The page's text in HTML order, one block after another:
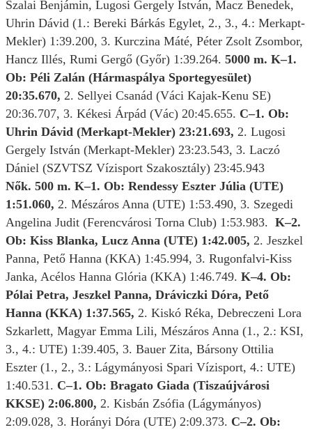
Szalai Benjámin, Lugosi Gergely István, Macz Benedek,
Uhrin Dávid (1.: Bereki Bárkás Egylet, 2., 3., 4.: Merkapt-
Mekler) 1:39.200, 3. Kurczina Máté, Péter Zsolt Zsombor,
Hancz Illés, Rumi Gergő (Győr) 1:39.264. 5000 m. K–1.
Ob: Péli Zalán (Hármaspálya Sportegyesület)
20:35.670, 2. Sellyei Csanád (Váci Kajak-Kenu SE)
20:36.707, 3. Kékesi Árpád (Vác) 20:45.655. C–1. Ob:
Uhrin Dávid (Merkapt-Mekler) 23:21.693, 2. Lugosi
Gergely István (Merkapt-Mekler) 23:23.543, 3. Laczó
Dániel (SZVTSZ Vízisport Szakosztály) 23:45.943
Nők. 500 m. K–1. Ob: Rendessy Eszter Júlia (UTE)
1:51.060, 2. Mészáros Anna (UTE) 1:53.490, 3. Szegedi
Angelina Judit (Ferencvárosi Torna Club) 1:53.983. K–2.
Ob: Kiss Blanka, Lucz Anna (UTE) 1:42.005, 2. Jeszkel
Panna, Pető Hanna (KKA) 1:45.994, 3. Rugonfalvi-Kiss
Janka, Acélos Hanna Glória (KKA) 1:46.749. K–4. Ob:
Pólai Petra, Jeszkel Panna, Dráviczki Dóra, Pető
Hanna (KKA) 1:37.565, 2. Kiskó Réka, Debreczeni Lora
Szkarlett, Magyar Emma Lili, Mészáros Anna (1., 2.: KSI,
3., 4.: UTE) 1:39.405, 3. Bauer Zita, Bársony Ottilia
Eszter (1., 2., 3.: Lágymányosi Spari Vízisport, 4.: UTE)
1:40.531. C–1. Ob: Bragato Giada (Tiszaújvárosi
KKSE) 2:06.800, 2. Kisbán Zsófia (Lágymányos)
2:09.028, 3. Horányi Dóra (UTE) 2:09.373. C–2. Ob: